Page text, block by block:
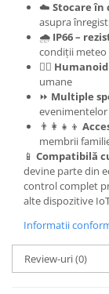
☁️ Stocare în
asupra
🌧️ IP66 –
condiții meteo
🧍‍♂️
umane
⏩ Multiple
evenimentelor
👨‍👩‍👧‍👦
membrii
📱 Compatibilă
devine parte din
control complet
alte dispozitive
Informatii
Review-uri(0)